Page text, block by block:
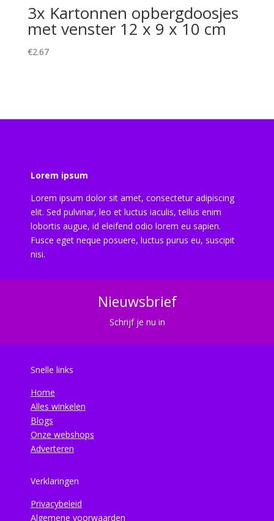
3x Kartonnen opbergdoosjes
met venster 12 x 9 x 10 cm
€2.67
Lorem ipsum
Lorem ipsum dolor sit amet, consectetur adipiscing
elit. Sed pulvinar, leo et luctus iaculis, tellus enim
lobortis augue, id eleifend odio lorem eu sapien.
Fusce eget neque posuere, luctus purus eu, suscipit
nisi.
Nieuwsbrief
Schrijf je nu in
Snelle links
Home
Alles winkelen
Blogs
Onze webshops
Adverteren
Verklaringen
Privacybeleid
Algemene voorwaarden